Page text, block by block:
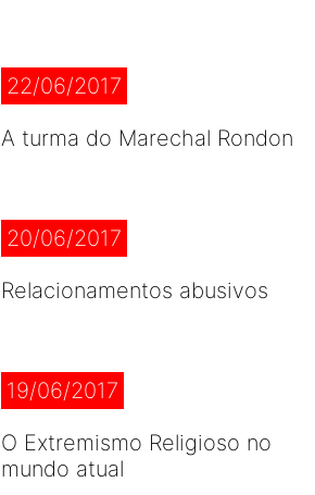
22/06/2017
A turma do Marechal Rondon
20/06/2017
Relacionamentos abusivos
19/06/2017
O Extremismo Religioso no
mundo atual